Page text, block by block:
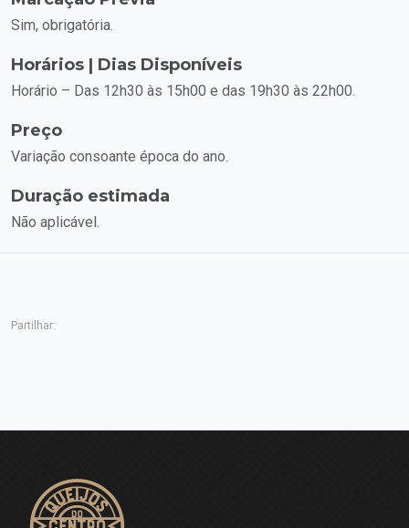
Sim, obrigatória.
Horários | Dias Disponíveis
Horário – Das 12h30 às 15h00 e das 19h30 às 22h00.
Preço
Variação consoante época do ano.
Duração estimada
Não aplicável.
Partilhar: